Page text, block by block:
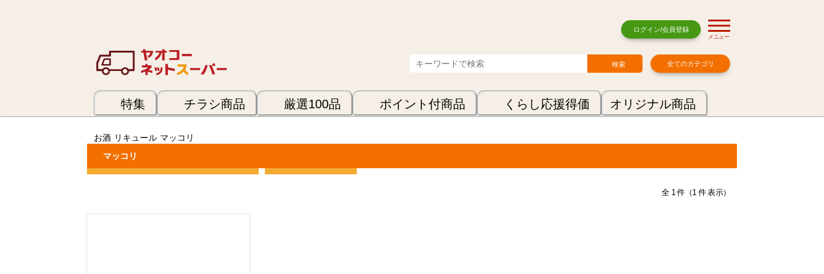
ログイン/会員登録
メニュー
全てのカテゴリ
特集 チラシ商品 厳選100品 ポイント付商品 くらし応援得価 オリジナル商品
お酒 リキュール マッコリ
カテゴリーで絞り込む
マッコリ
全 1 件（1 件 表示）